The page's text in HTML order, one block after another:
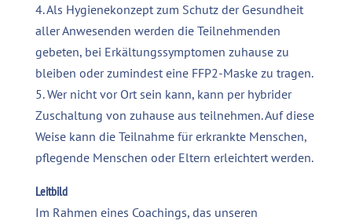
4. Als Hygienekonzept zum Schutz der Gesundheit
aller Anwesenden werden die Teilnehmenden
gebeten, bei Erkältungssymptomen zuhause zu
bleiben oder zumindest eine FFP2-Maske zu tragen.
5. Wer nicht vor Ort sein kann, kann per hybrider
Zuschaltung von zuhause aus teilnehmen. Auf diese
Weise kann die Teilnahme für erkrankte Menschen,
pflegende Menschen oder Eltern erleichtert werden.
Leitbild
Im Rahmen eines Coachings, das unseren